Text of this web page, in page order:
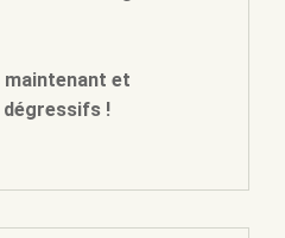
maintenant et
!